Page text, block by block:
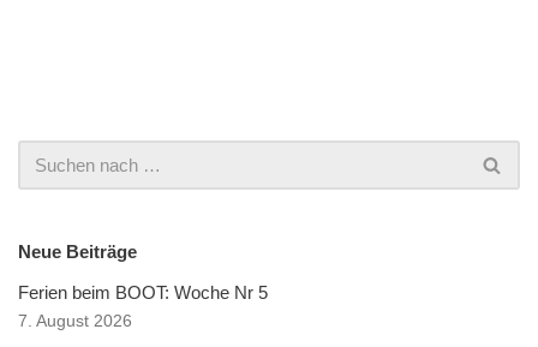
Neue Beiträge
Ferien beim BOOT: Woche Nr 5
7. August 2026